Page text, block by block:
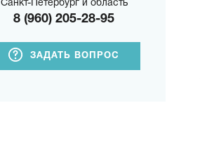
Санкт-Петербург и область
8 (960) 205-28-95
ЗАДАТЬ ВОПРОС